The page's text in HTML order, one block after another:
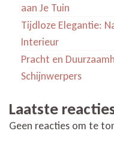
aan Je Tuin
Tijdloze Elegantie:
Interieur
Pracht en
Schijnwerpers
Laatste
Geen reacties om te